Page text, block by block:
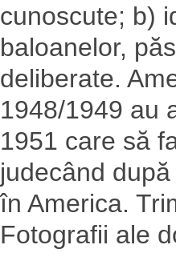
cunoscute; b)
baloanelor,
deliberate.
1948/1949 au
1951 care să
judecând
în America.
Fotografii ale